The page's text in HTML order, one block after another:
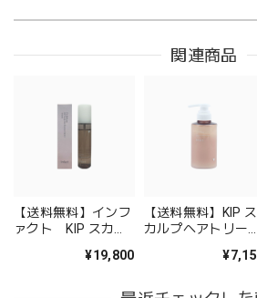
関連商品
【送料無料】インフ
ァクト KIP スカル
¥19,800
【送料無料】KIP ス
カルプヘアトリート